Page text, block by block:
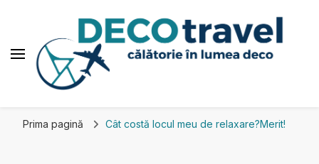
Prima pagină Cât costă locul meu de relaxare?Merit!